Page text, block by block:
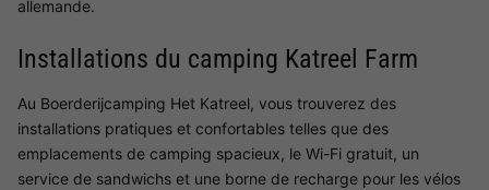
allemande.
Installations du camping Katreel Farm
Au Boerderijcamping Het Katreel, vous trouverez des
installations pratiques et confortables telles que des
emplacements de camping spacieux, le Wi-Fi gratuit, un
service de sandwichs et une borne de recharge pour les vélos